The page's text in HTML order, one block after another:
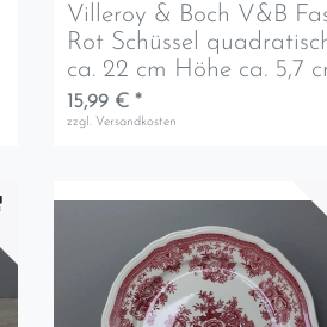
Villeroy & Boch V&B
Rot Schüssel
ca. 22 cm Höhe ca. 5,7
15,99 € *
zzgl. Versandkosten